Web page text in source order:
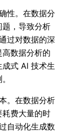
性。在数据分
，导致分析
过对数据的深
数据分析的
式 AI 技术生
。在数据分析
费大量的时
自动化生成数